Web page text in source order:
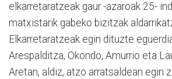
elkarretaratzeak gaur -azaroak 25-
matxistarik gabeko bizitzak
Elkarretaratzeak egin dituzte
Arespalditza, Okondo, Amurrio eta
Aretan, aldiz, atzo arratsaldean egin